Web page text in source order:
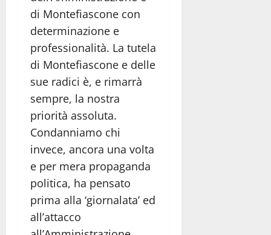
di Montefiascone con
determinazione e
professionalità. La tutela
di Montefiascone e delle
sue radici è, e rimarrà
sempre, la nostra
priorità assoluta.
Condanniamo chi
invece, ancora una volta
e per mera propaganda
politica, ha pensato
prima alla ‘giornalata’ ed
all’attacco